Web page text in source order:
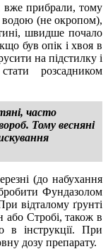
вже прибрали, тому
водою (не окропом),
швидше почало
був опік і хвоя в
на підстилку і
розсадником
часто
Тому весняні
(до набухання
Фундазолом
відталому ґрунті
або Стробі, також в
в інструкції. При
дозу препарату.